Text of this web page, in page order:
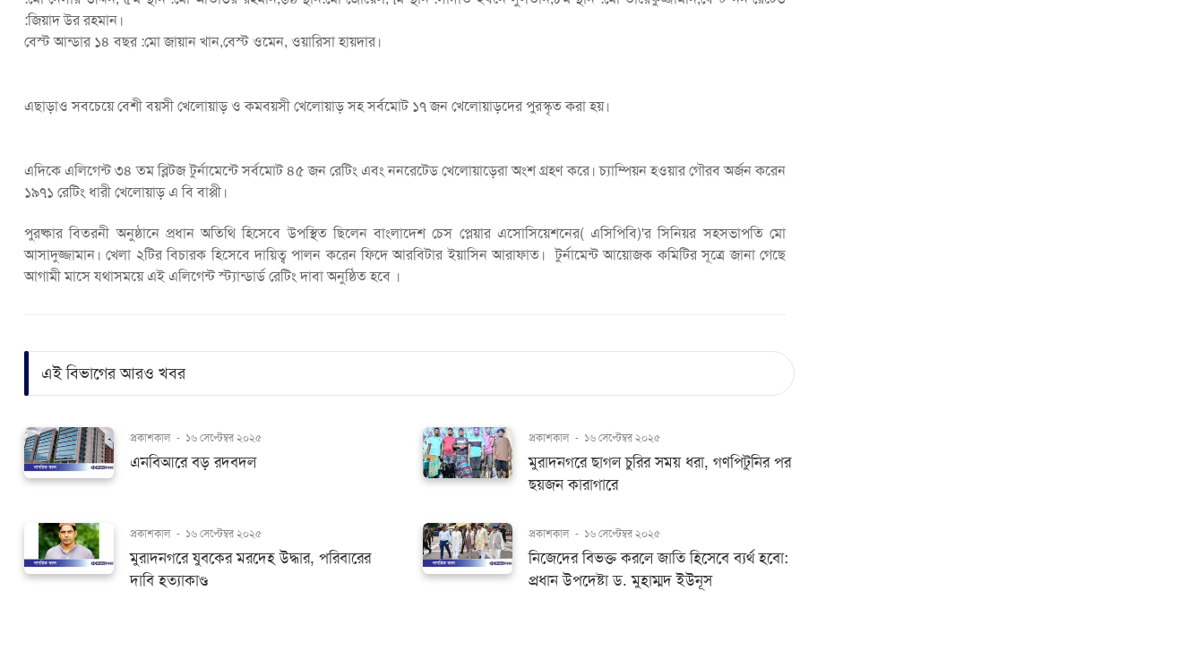
:জিয়াদ উর রহমান।
বেস্ট আন্ডার ১৪ বছর :মো জায়ান খান,বেস্ট ওমেন, ওয়ারিসা হায়দার।
এছাড়াও সবচেয়ে বেশী বয়সী খেলোয়াড় ও কমবয়সী খেলোয়াড় সহ সর্বমোট ১৭ জন খেলোয়াড়দের পুরস্কৃত করা হয়।
এদিকে এলিগেন্ট ৩৪ তম ব্লিটজ টুর্নামেন্টে সর্বমোট ৪৫ জন রেটিং এবং ননরেটেড খেলোয়াড়েরা অংশ গ্রহণ করে। চ্যাম্পিয়ন হওয়ার গৌরব অর্জন করেন
১৯৭১ রেটিং ধারী খেলোয়াড় এ বি বাপ্পী।
পুরষ্কার বিতরনী অনুষ্ঠানে প্রধান অতিথি হিসেবে উপস্থিত ছিলেন বাংলাদেশ চেস প্লেয়ার এসোসিয়েশনের( এসিপিবি)'র সিনিয়র সহসভাপতি মো
আসাদুজ্জামান। খেলা ২টির বিচারক হিসেবে দায়িত্ব পালন করেন ফিদে আরবিটার ইয়াসিন আরাফাত। টুর্নামেন্ট আয়োজক কমিটির সূত্রে জানা গেছে
আগামী মাসে যথাসময়ে এই এলিগেন্ট স্ট্যান্ডার্ড রেটিং দাবা অনুষ্ঠিত হবে ।
এই বিভাগের আরও খবর
প্রকাশকাল - ১৬ সেপ্টেম্বর ২০২৫
এনবিআরে বড় রদবদল
প্রকাশকাল - ১৬ সেপ্টেম্বর ২০২৫
মুরাদনগরে ছাগল চুরির সময় ধরা, গণপিটুনির পর
ছয়জন কারাগারে
প্রকাশকাল - ১৬ সেপ্টেম্বর ২০২৫
মুরাদনগরে যুবকের মরদেহ উদ্ধার, পরিবারের
দাবি হত্যাকাণ্ড
প্রকাশকাল - ১৬ সেপ্টেম্বর ২০২৫
নিজেদের বিভক্ত করলে জাতি হিসেবে ব্যর্থ হবো:
প্রধান উপদেষ্টা ড. মুহাম্মদ ইউনূস